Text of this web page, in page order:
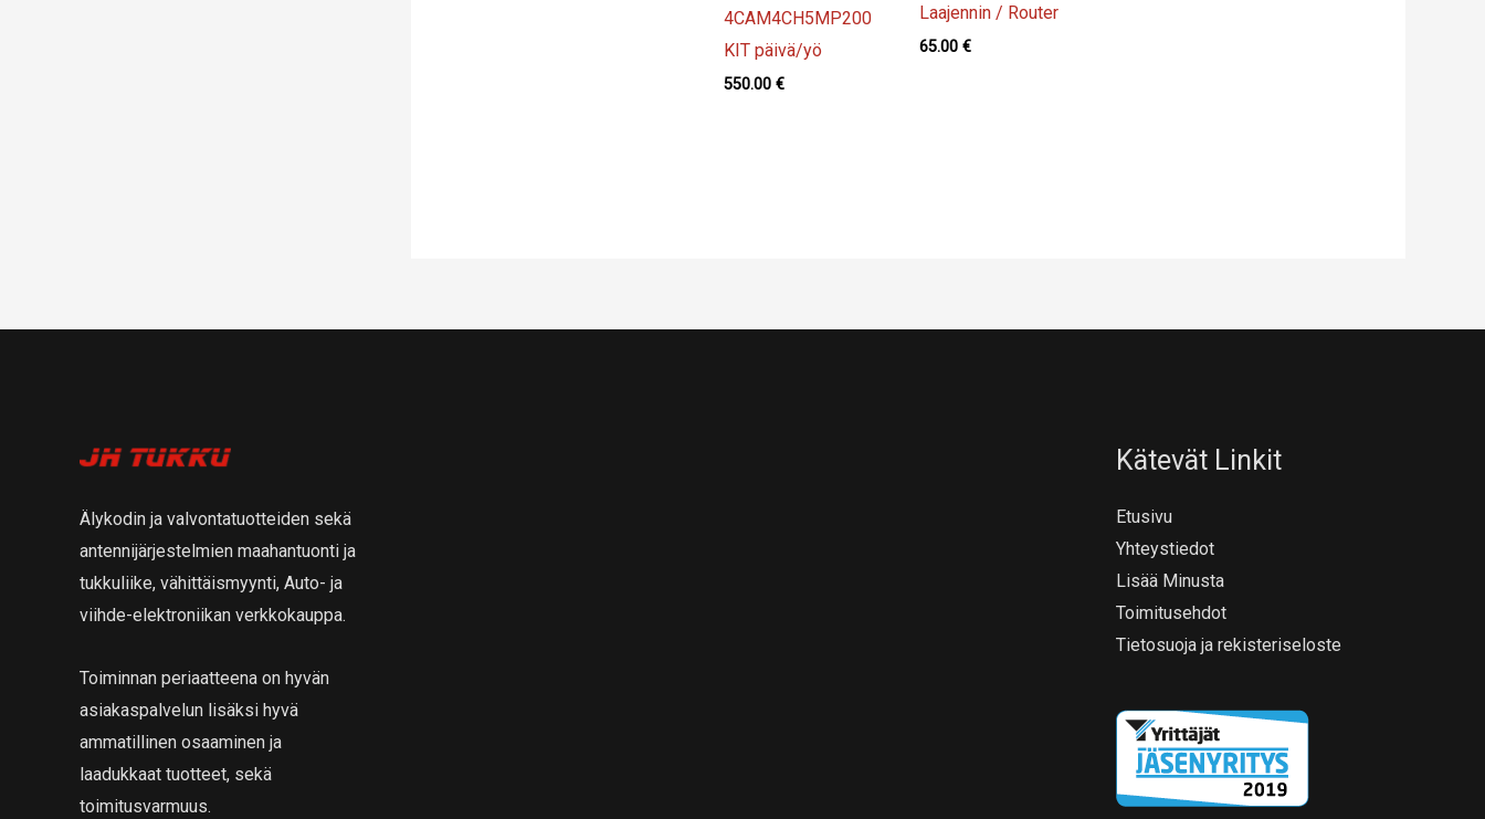
4CAM4CH5MP200
KIT päivä/yö
550.00€
Laajennin / Router
65.00 €
Älykodin ja valvontatuotteiden sekä
antennijärjestelmien maahantuonti ja
tukkuliike, vähittäismyynti, Auto- ja
viihde-elektroniikan verkkokauppa.
Toiminnan periaatteena on hyvän
asiakaspalvelun lisäksi hyvä
ammatillinen osaaminen ja
laadukkaat tuotteet, sekä
toimitusvarmuus.
Kätevät Linkit
Etusivu
Yhteystiedot
Lisää Minusta
Toimitusehdot
Tietosuoja ja rekisteriseloste